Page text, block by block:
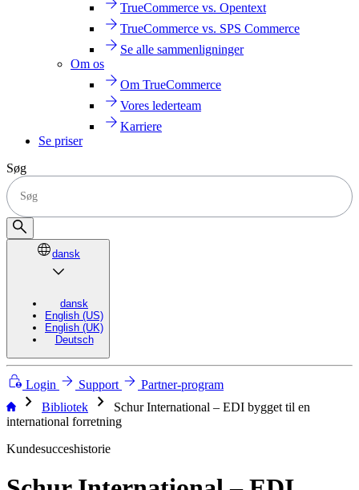
TrueCommerce vs. Opentext
TrueCommerce vs. SPS Commerce
Se alle sammenligninger
Om os
Om TrueCommerce
Vores lederteam
Karriere
Se priser
Søg
dansk
dansk
English (US)
English (UK)
Deutsch
Login Support Partner-program
chevron_right Bibliotek chevron_right
Schur International – EDI bygget til en
international forretning
Kundesucceshistorie